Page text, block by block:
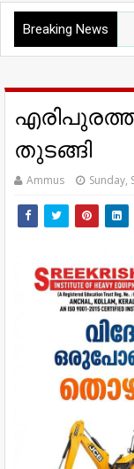
Breaking News
തുടങ്ങി
Ammus Sunday,